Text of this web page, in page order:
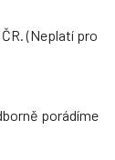
(Neplatí pro
porádíme